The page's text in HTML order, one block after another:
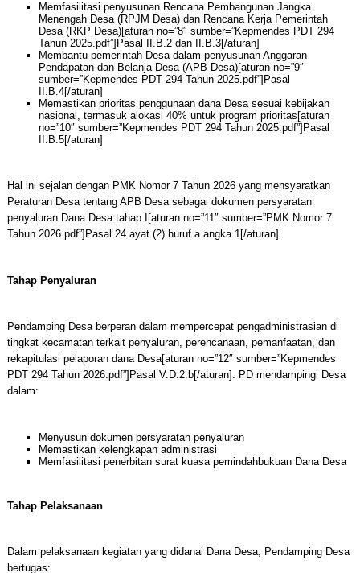
Memfasilitasi penyusunan Rencana Pembangunan Jangka
Menengah Desa (RPJM Desa) dan Rencana Kerja Pemerintah
Desa (RKP Desa)[aturan no=”8″ sumber=”Kepmendes PDT 294
Tahun 2025.pdf”]Pasal II.B.2 dan II.B.3[/aturan]
Membantu pemerintah Desa dalam penyusunan Anggaran
Pendapatan dan Belanja Desa (APB Desa)[aturan no=”9″
sumber=”Kepmendes PDT 294 Tahun 2025.pdf”]Pasal
II.B.4[/aturan]
Memastikan prioritas penggunaan dana Desa sesuai kebijakan
nasional, termasuk alokasi 40% untuk program prioritas[aturan
no=”10″ sumber=”Kepmendes PDT 294 Tahun 2025.pdf”]Pasal
II.B.5[/aturan]
Hal ini sejalan dengan PMK Nomor 7 Tahun 2026 yang mensyaratkan
Peraturan Desa tentang APB Desa sebagai dokumen persyaratan
penyaluran Dana Desa tahap I[aturan no=”11″ sumber=”PMK Nomor 7
Tahun 2026.pdf”]Pasal 24 ayat (2) huruf a angka 1[/aturan].
Tahap Penyaluran
Pendamping Desa berperan dalam mempercepat pengadministrasian di
tingkat kecamatan terkait penyaluran, perencanaan, pemanfaatan, dan
rekapitulasi pelaporan dana Desa[aturan no=”12″ sumber=”Kepmendes
PDT 294 Tahun 2026.pdf”]Pasal V.D.2.b[/aturan]. PD mendampingi Desa
dalam:
Menyusun dokumen persyaratan penyaluran
Memastikan kelengkapan administrasi
Memfasilitasi penerbitan surat kuasa pemindahbukuan Dana Desa
Tahap Pelaksanaan
Dalam pelaksanaan kegiatan yang didanai Dana Desa, Pendamping Desa
bertugas: